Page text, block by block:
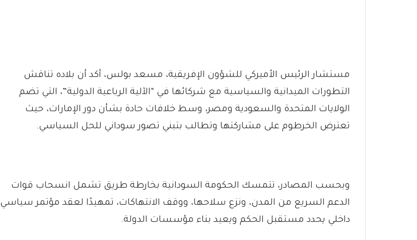
مستشار الرئيس الأميركي للشؤون الإفريقية، مسعد بولس، أكد أن بلاده تناقش
التطورات الميدانية والسياسية مع شركائها في “الآلية الرباعية الدولية”، التي تضم
الولايات المتحدة والسعودية ومصر، وسط خلافات حادة بشأن دور الإمارات، حيث
تعترض الخرطوم على مشاركتها وتطالب بتبني تصور سوداني للحل السياسي.
وبحسب المصادر، تتمسك الحكومة السودانية بخارطة طريق تشمل انسحاب قوات
الدعم السريع من المدن، ونزع سلاحها، ووقف الانتهاكات، تمهيدًا لعقد مؤتمر سياسي
داخلي يحدد مستقبل الحكم ويعيد بناء مؤسسات الدولة.